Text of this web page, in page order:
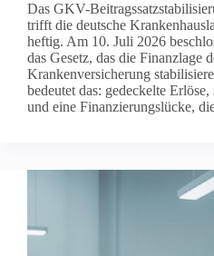
Das GKV-
trifft die deutsche
heftig. Am 10. Juli 2026
das Gesetz, das die Finanzlage
Krankenversicherung
bedeutet das: gedeckelte
und eine Finanzierungslücke,